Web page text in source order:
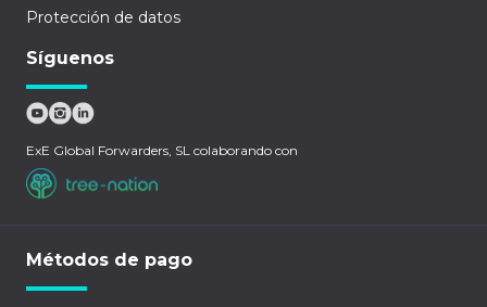
Protección de datos
Síguenos
ExE Global Forwarders, SL colaborando con
Métodos de pago